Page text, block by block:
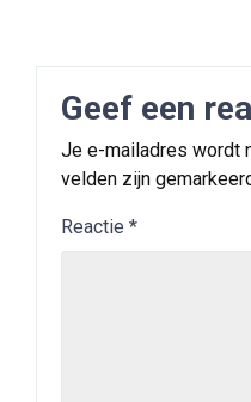
Geef een
Je e-mailadres wordt
velden zijn
Reactie *